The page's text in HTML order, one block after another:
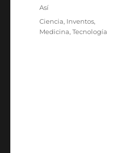
Categories
Así
Tags
Ciencia, Inventos,
Medicina,Tecnología